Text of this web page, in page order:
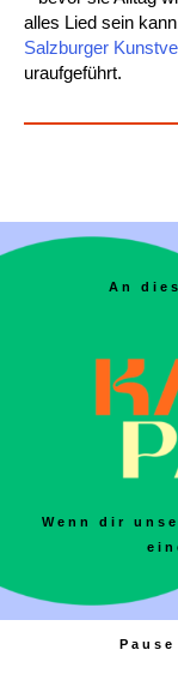
alles Lied sein
Salzburger
uraufgeführt.
An
Wenn dir